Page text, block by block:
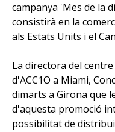
campanya 'Mes de la
consistirà en la
als Estats Units i el
La directora del
d'ACC1O a Miami,
dimarts a Girona que
d'aquesta promoció
possibilitat de